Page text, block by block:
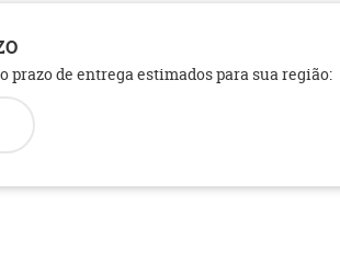
prazo de entrega estimados para sua região: